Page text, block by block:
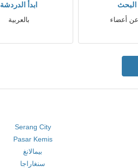
البحث
أعضاء
ابدأ الدردشة
بالعربية
Serang City
Pasar Kemis
بيمالانغ
سنغاراجا